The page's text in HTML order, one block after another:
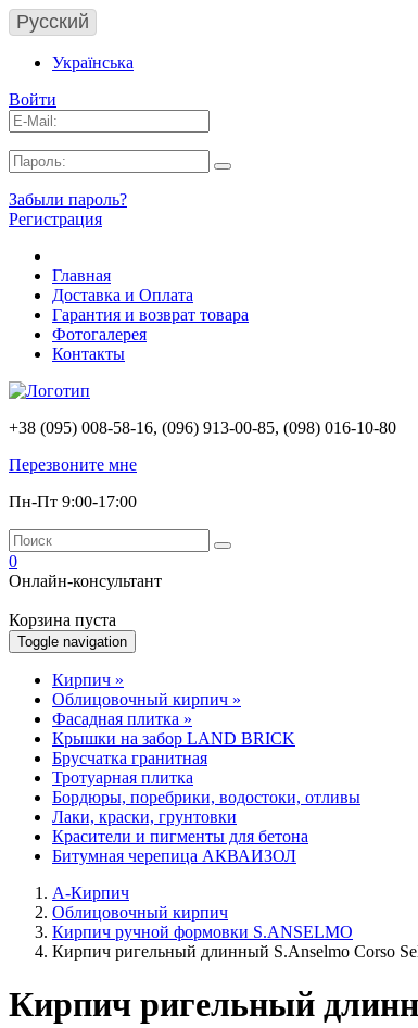
Русский
Українська
Войти
Забыли пароль?
Регистрация
Главная
Доставка и Оплата
Гарантия и возврат товара
Фотогалерея
Контакты
+38 (095) 008-58-16, (096) 913-00-85, (098) 016-10-80
Перезвоните мне
Пн-Пт 9:00-17:00
0
Онлайн-консультант
Корзина пуста
Toggle navigation
Кирпич »
Облицовочный кирпич »
Фасадная плитка »
Крышки на забор LAND BRICK
Брусчатка гранитная
Тротуарная плитка
Бордюры, поребрики, водостоки, отливы
Лаки, краски, грунтовки
Красители и пигменты для бетона
Битумная черепица АКВАИЗОЛ
А-Кирпич
Облицовочный кирпич
Кирпич ручной формовки S.ANSELMO
Кирпич ригельный длинный S.Anselmo Corso
Кирпич ригельный